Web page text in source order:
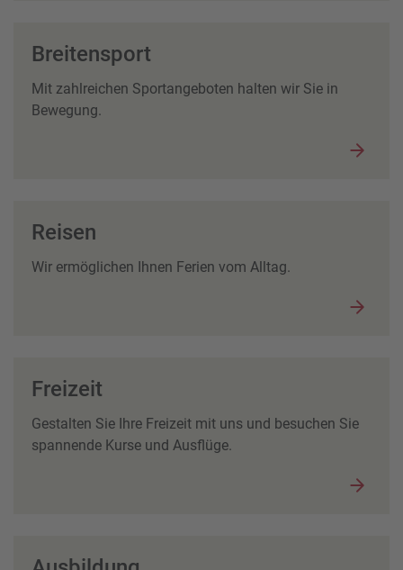
Breitensport
Mit zahlreichen Sportangeboten halten wir Sie in
Bewegung.
Reisen
Wir ermöglichen Ihnen Ferien vom Alltag.
Freizeit
Gestalten Sie Ihre Freizeit mit uns und besuchen Sie
spannende Kurse und Ausflüge.